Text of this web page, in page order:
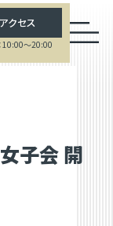
アクセス
10:00～20:00
子会 開